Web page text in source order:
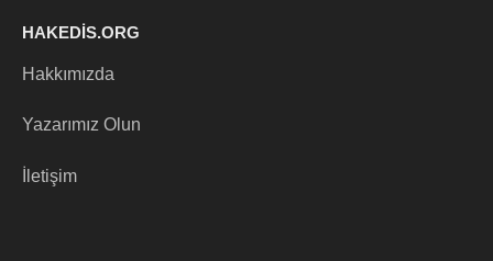
HAKEDIS.ORG
Hakkımızda
Yazarımız Olun
İletişim